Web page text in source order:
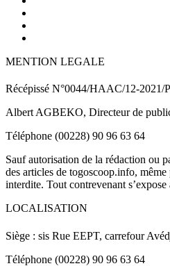
MENTION LEGALE
Récépissé N°0044/HAAC/12-2021/
Albert AGBEKO, Directeur de
Téléphone (00228) 90 96 63 64
Sauf autorisation de la rédaction ou
des articles de togoscoop.info,
interdite. Tout contrevenant s’expose
LOCALISATION
Siège : sis Rue EEPT, carrefour
Téléphone (00228) 90 96 63 64